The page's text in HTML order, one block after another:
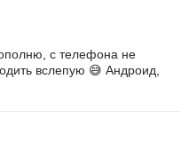
с телефона не
вслепую 😅 Андроид,